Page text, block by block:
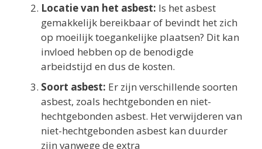
Locatie van het asbest: Is het asbest
gemakkelijk bereikbaar of bevindt het zich
op moeilijk toegankelijke plaatsen? Dit kan
invloed hebben op de benodigde
arbeidstijd en dus de kosten.
Soort asbest: Er zijn verschillende soorten
asbest, zoals hechtgebonden en niet-
hechtgebonden asbest. Het verwijderen van
niet-hechtgebonden asbest kan duurder
zijn vanwege de extra